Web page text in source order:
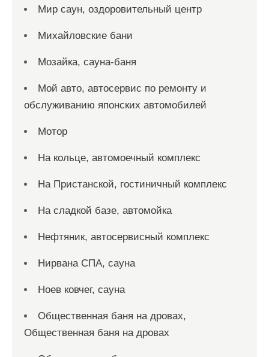
Мир саун, оздоровительный центр
Михайловские бани
Мозайка, сауна-баня
Мой авто, автосервис по ремонту и
обслуживанию японских автомобилей
Мотор
На кольце, автомоечный комплекс
На Пристанской, гостиничный комплекс
На сладкой базе, автомойка
Нефтяник, автосервисный комплекс
Нирвана СПА, сауна
Ноев ковчег, сауна
Общественная баня на дровах,
Общественная баня на дровах